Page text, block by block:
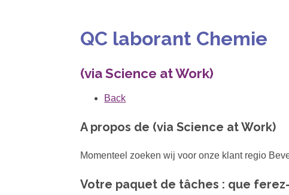
QC laborant Chemie
(via Science at Work)
Back
A propos de (via Science at Work)
Momenteel zoeken wij voor onze klant regio
Votre paquet de tâches : que